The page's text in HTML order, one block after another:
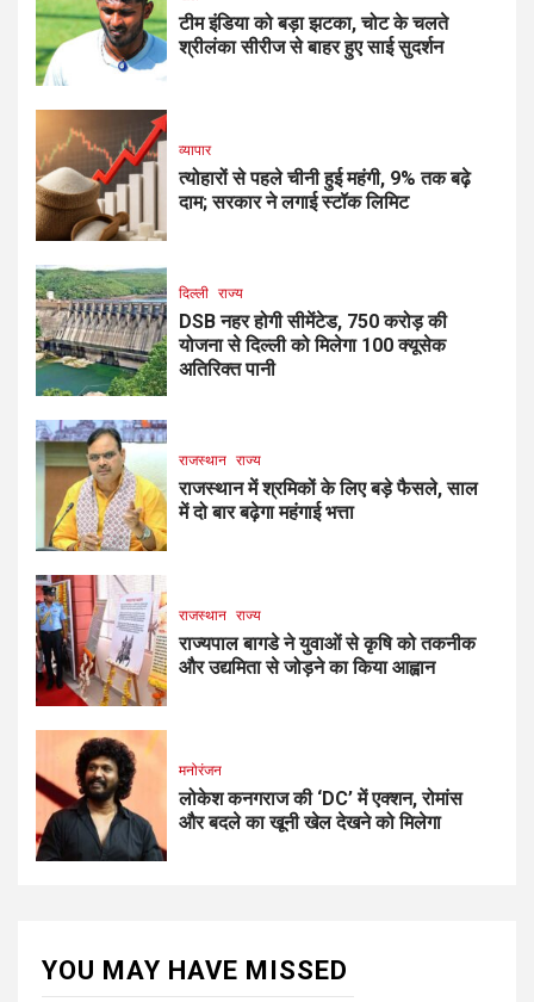
टीम इंडिया को बड़ा झटका, चोट के चलते
श्रीलंका सीरीज से बाहर हुए साई सुदर्शन
व्यापार
त्योहारों से पहले चीनी हुई महंगी, 9% तक बढ़े
दाम; सरकार ने लगाई स्टॉक लिमिट
दिल्ली राज्य
DSB नहर होगी सीमेंटेड, 750 करोड़ की
योजना से दिल्ली को मिलेगा 100 क्यूसेक
अतिरिक्त पानी
राजस्थान राज्य
राजस्थान में श्रमिकों के लिए बड़े फैसले, साल
में दो बार बढ़ेगा महंगाई भत्ता
राजस्थान राज्य
राज्यपाल बागडे ने युवाओं से कृषि को तकनीक
और उद्यमिता से जोड़ने का किया आह्वान
मनोरंजन
लोकेश कनगराज की ‘DC’ में एक्शन, रोमांस
और बदले का खूनी खेल देखने को मिलेगा
YOU MAY HAVE MISSED